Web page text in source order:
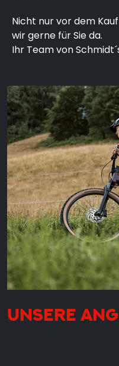
Nicht nur vor dem
wir gerne für Sie da.
Ihr Team von
UNSERE